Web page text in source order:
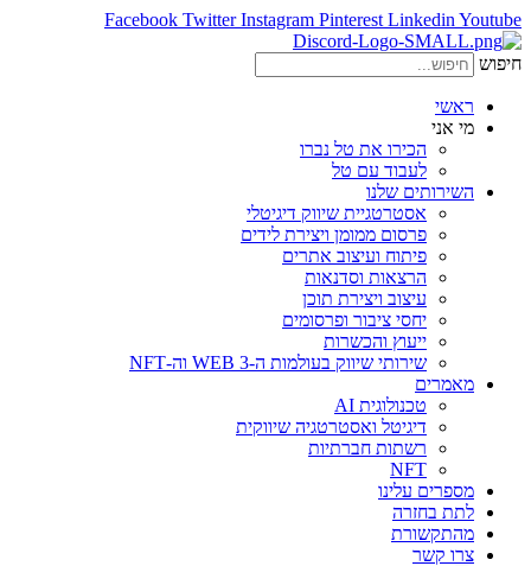
Facebook Twitter Instagram Pinterest Linkedin Youtube
חיפוש
ראשי
מי אני
הכירו את טל נברו
לעבוד עם טל
השירותים שלנו
אסטרטגיית שיווק דיגיטלי
פרסום ממומן ויצירת לידים
פיתוח ועיצוב אתרים
הרצאות וסדנאות
עיצוב ויצירת תוכן
יחסי ציבור ופרסומים
ייעוץ והכשרות
שירותי שיווק בעולמות ה-WEB 3 וה-NFT
מאמרים
טכנולוגית AI
דיגיטל ואסטרטגיה שיווקית
רשתות חברתיות
NFT
מספרים עלינו
לתת בחזרה
מהתקשורת
צרו קשר